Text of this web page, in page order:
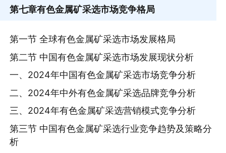
第七章有色金属矿采选市场竞争格局
第一节 全球有色金属矿采选市场发展格局
第二节 中国有色金属矿采选市场发展现状分析
一、2024年中国有色金属矿采选市场竞争分析
二、2024年中外有色金属矿采选品牌竞争分析
三、2024年有色金属矿采选营销模式竞争分析
第三节 中国有色金属矿采选行业竞争趋势及策略分
析